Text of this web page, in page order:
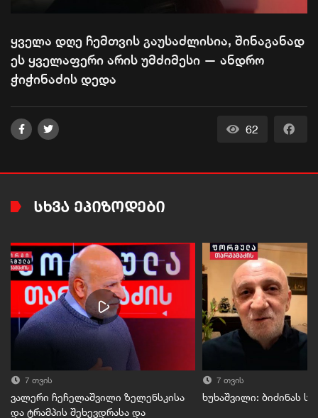
Video
ყველა დღე ჩემთვის გაუსაძლისია, შინაგანად
ეს ყველაფერი არის უმძიმესი — ანდრო
ჭიჭინაძის დედა
62
ᲡᲮᲕᲐ ᲔᲞᲘᲖᲝᲓᲔᲑᲘ
7 თვის
ვალერი ჩეჩელაშვილი ზელენსკისა
და ტრამპის შეხევდრასა და
7 თვის
ხუხაშვილი: ბიძინას